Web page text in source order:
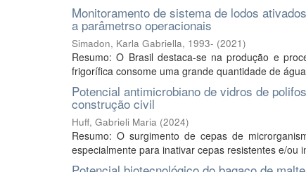
Monitoramento de sistema de lodos
a parâmetrso operacionais
Simadon, Karla Gabriella, 1993- (2021)
Resumo: O Brasil destaca-se na produção e
frigorífica consome uma grande quantidade de
Potencial antimicrobiano de vidros de
construção civil
Huff, Gabrieli Maria (2024)
Resumo: O surgimento de cepas de
especialmente para inativar cepas resistentes e/ou